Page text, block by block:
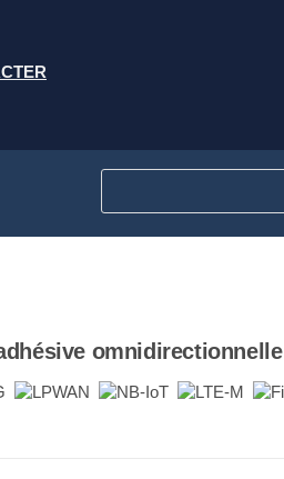
omnidirectionnelle